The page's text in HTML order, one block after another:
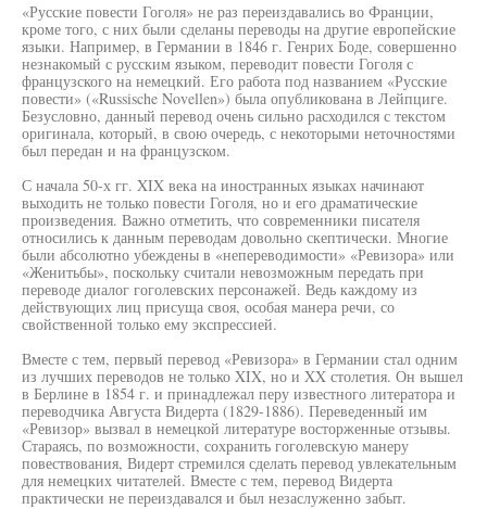
«Русские повести Гоголя» не раз переиздавались во Франции,
кроме того, с них были сделаны переводы на другие европейские
языки. Например, в Германии в 1846 г. Генрих Боде, совершенно
незнакомый с русским языком, переводит повести Гоголя с
французского на немецкий. Его работа под названием «Русские
повести» («Russische Novellen») была опубликована в Лейпциге.
Безусловно, данный перевод очень сильно расходился с текстом
оригинала, который, в свою очередь, с некоторыми неточностями
был передан и на французском.
С начала 50-х гг. XIX века на иностранных языках начинают
выходить не только повести Гоголя, но и его драматические
произведения. Важно отметить, что современники писателя
относились к данным переводам довольно скептически. Многие
были абсолютно убеждены в «непереводимости» «Ревизора» или
«Женитьбы», поскольку считали невозможным передать при
переводе диалог гоголевских персонажей. Ведь каждому из
действующих лиц присуща своя, особая манера речи, со
свойственной только ему экспрессией.
Вместе с тем, первый перевод «Ревизора» в Германии стал одним
из лучших переводов не только XIX, но и XX столетия. Он вышел
в Берлине в 1854 г. и принадлежал перу известного литератора и
переводчика Августа Видерта (1829-1886). Переведенный им
«Ревизор» вызвал в немецкой литературе восторженные отзывы.
Стараясь, по возможности, сохранить гоголевскую манеру
повествования, Видерт стремился сделать перевод увлекательным
для немецких читателей. Вместе с тем, перевод Видерта
практически не переиздавался и был незаслуженно забыт.